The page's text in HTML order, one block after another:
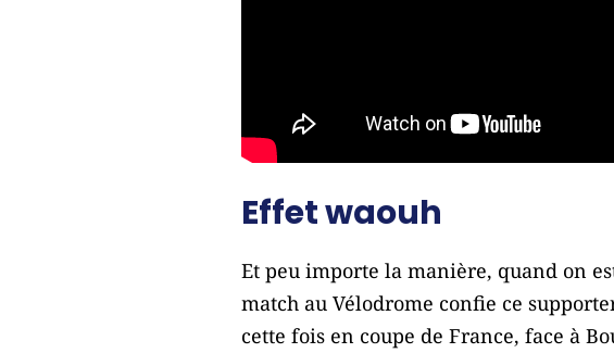
Effet waouh
Et peu importe la manière, quand on
match au Vélodrome confie ce
cette fois en coupe de France, face à